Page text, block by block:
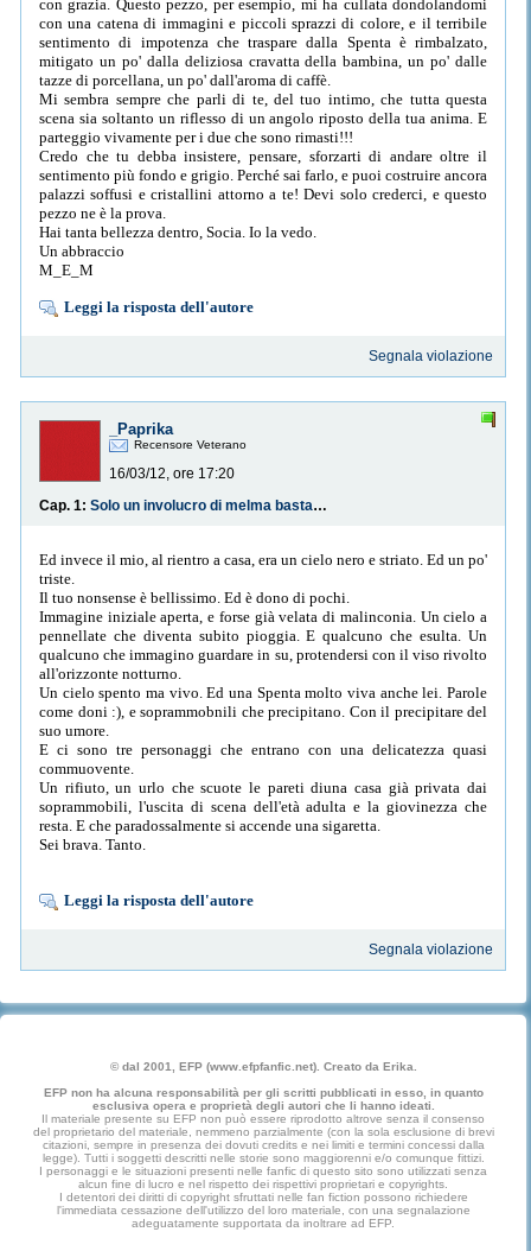
con grazia. Questo pezzo, per esempio, mi ha cullata dondolandomi
con una catena di immagini e piccoli sprazzi di colore, e il terribile
sentimento di impotenza che traspare dalla Spenta è rimbalzato,
mitigato un po' dalla deliziosa cravatta della bambina, un po' dalle
tazze di porcellana, un po' dall'aroma di caffè.
Mi sembra sempre che parli di te, del tuo intimo, che tutta questa
scena sia soltanto un riflesso di un angolo riposto della tua anima. E
parteggio vivamente per i due che sono rimasti!!!
Credo che tu debba insistere, pensare, sforzarti di andare oltre il
sentimento più fondo e grigio. Perché sai farlo, e puoi costruire ancora
palazzi soffusi e cristallini attorno a te! Devi solo crederci, e questo
pezzo ne è la prova.
Hai tanta bellezza dentro, Socia. Io la vedo.
Un abbraccio
M_E_M
Leggi la risposta dell'autore
Segnala violazione
_Paprika
Recensore Veterano
16/03/12, ore 17:20
Cap. 1:
Solo un involucro di melma bastarda.
Ed invece il mio, al rientro a casa, era un cielo nero e striato. Ed un po'
triste.
Il tuo nonsense è bellissimo. Ed è dono di pochi.
Immagine iniziale aperta, e forse già velata di malinconia. Un cielo a
pennellate che diventa subito pioggia. E qualcuno che esulta. Un
qualcuno che immagino guardare in su, protendersi con il viso rivolto
all'orizzonte notturno.
Un cielo spento ma vivo. Ed una Spenta molto viva anche lei. Parole
come doni :), e soprammobnili che precipitano. Con il precipitare del
suo umore.
E ci sono tre personaggi che entrano con una delicatezza quasi
commuovente.
Un rifiuto, un urlo che scuote le pareti diuna casa già privata dai
soprammobili, l'uscita di scena dell'età adulta e la giovinezza che
resta. E che paradossalmente si accende una sigaretta.
Sei brava. Tanto.
Leggi la risposta dell'autore
Segnala violazione
© dal 2001, EFP (www.efpfanfic.net). Creato da Erika.
EFP non ha alcuna responsabilità per gli scritti pubblicati in esso, in quanto
esclusiva opera e proprietà degli autori che li hanno ideati.
Il materiale presente su EFP non può essere riprodotto altrove senza il consenso
del proprietario del materiale, nemmeno parzialmente (con la sola esclusione di brevi
citazioni, sempre in presenza dei dovuti credits e nei limiti e termini concessi dalla
legge). Tutti i soggetti descritti nelle storie sono maggiorenni e/o comunque fittizi.
I personaggi e le situazioni presenti nelle fanfic di questo sito sono utilizzati senza
alcun fine di lucro e nel rispetto dei rispettivi proprietari e copyrights.
I detentori dei diritti di copyright sfruttati nelle fan fiction possono richiedere
l'immediata cessazione dell'utilizzo del loro materiale, con una segnalazione
adeguatamente supportata da inoltrare ad EFP.